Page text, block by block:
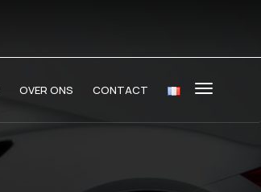
OVER ONS CONTACT